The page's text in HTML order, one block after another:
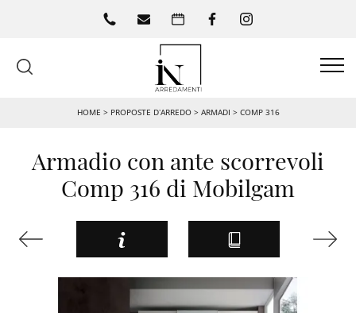
HOME > PROPOSTE D’ARREDO> ARMADI > COMP 316
Armadio con ante scorrevoli
Comp 316 di Mobilgam